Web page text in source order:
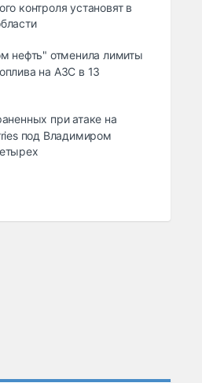
контроля установят в
нефть" отменила лимиты
на АЗС в 13
при атаке на
под Владимиром